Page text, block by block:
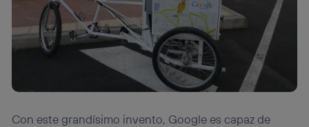
Con este grandísimo invento, Google es capaz de